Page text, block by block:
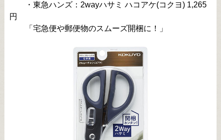
・東急ハンズ：2wayハサミ ハコアケ(コクヨ) 1,265
円
「宅急便や郵便物のスムーズ開梱に！」